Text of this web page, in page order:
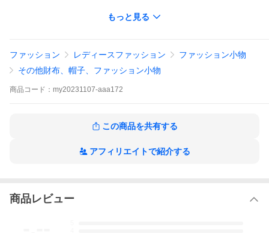
もっと見る
ファッション レディースファッション
ファッション小物
その他財布、帽子、ファッション小物
商品 コード： my20231107-aaa172
この商品を共有する
アフィリエイトで紹介する
商品レビュー